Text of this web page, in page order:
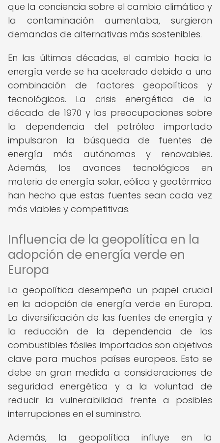
que la conciencia sobre el cambio climático y
la contaminación aumentaba, surgieron
demandas de alternativas más sostenibles.
En las últimas décadas, el cambio hacia la
energía verde se ha acelerado debido a una
combinación de factores geopolíticos y
tecnológicos. La crisis energética de la
década de 1970 y las preocupaciones sobre
la dependencia del petróleo importado
impulsaron la búsqueda de fuentes de
energía más autónomas y renovables.
Además, los avances tecnológicos en
materia de energía solar, eólica y geotérmica
han hecho que estas fuentes sean cada vez
más viables y competitivas.
Influencia de la geopolítica en la
adopción de energía verde en
Europa
La geopolítica desempeña un papel crucial
en la adopción de energía verde en Europa.
La diversificación de las fuentes de energía y
la reducción de la dependencia de los
combustibles fósiles importados son objetivos
clave para muchos países europeos. Esto se
debe en gran medida a consideraciones de
seguridad energética y a la voluntad de
reducir la vulnerabilidad frente a posibles
interrupciones en el suministro.
Además, la geopolítica influye en la